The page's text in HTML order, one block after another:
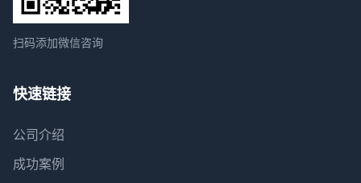
扫码添加微信咨询
快速链接
公司介绍
成功案例